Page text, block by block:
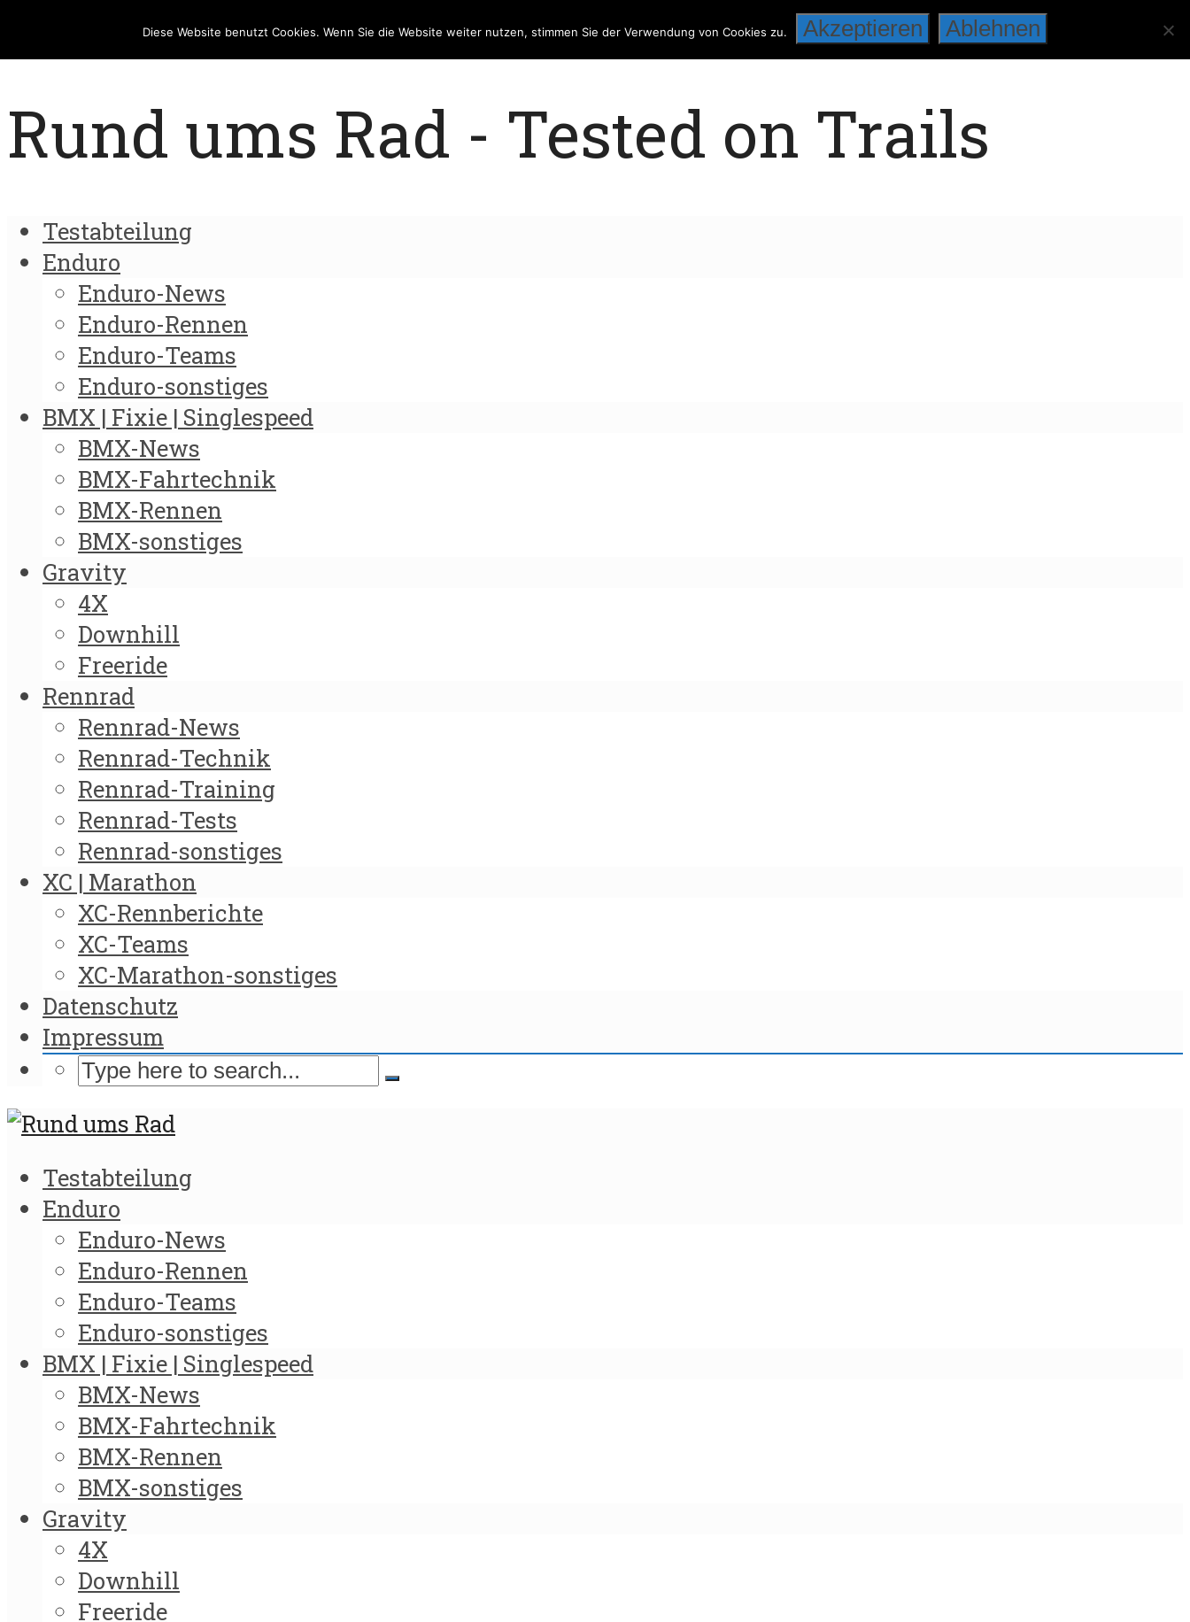
Rund ums Rad - Tested on Trails
Testabteilung
Enduro
Enduro-News
Enduro-Rennen
Enduro-Teams
Enduro-sonstiges
BMX | Fixie | Singlespeed
BMX-News
BMX-Fahrtechnik
BMX-Rennen
BMX-sonstiges
Gravity
4X
Downhill
Freeride
Rennrad
Rennrad-News
Rennrad-Technik
Rennrad-Training
Rennrad-Tests
Rennrad-sonstiges
XC | Marathon
XC-Rennberichte
XC-Teams
XC-Marathon-sonstiges
Datenschutz
Impressum
Testabteilung
Enduro
Enduro-News
Enduro-Rennen
Enduro-Teams
Enduro-sonstiges
BMX | Fixie | Singlespeed
BMX-News
BMX-Fahrtechnik
BMX-Rennen
BMX-sonstiges
Gravity
4X
Downhill
Freeride
Diese Website benutzt Cookies. Wenn Sie die Website weiter nutzen, stimmen Sie der Verwendung von Cookies zu. Akzeptieren Ablehnen